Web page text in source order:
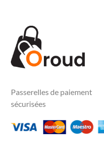
Passerelles de paiement
sécurisées